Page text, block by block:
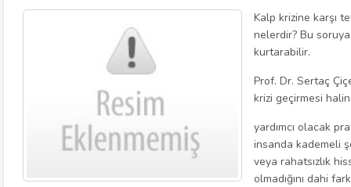
Kalp krizine karşı
nelerdir? Bu
kurtarabilir.
Prof. Dr. Sertaç
krizi geçirmesi
yardımcı olacak
insanda kademeli
veya rahatsızlık
olmadığını dahi